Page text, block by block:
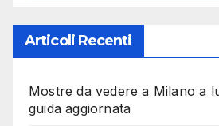
Articoli Recenti
Mostre da vedere a Milano a
guida aggiornata